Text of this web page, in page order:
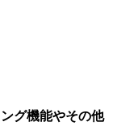
グ機能やその他